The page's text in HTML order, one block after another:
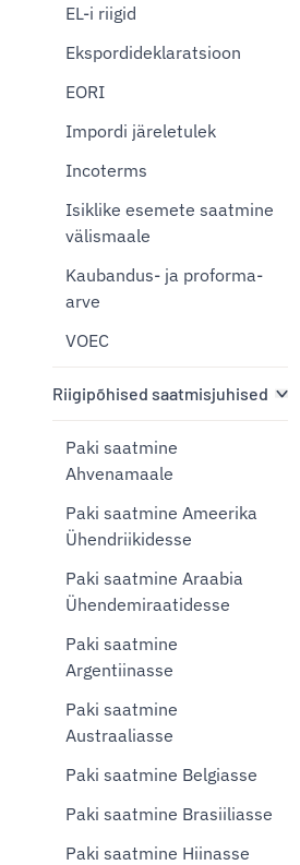
EL-i riigid
Ekspordideklaratsioon
EORI
Impordi järeletulek
Incoterms
Isiklike esemete saatmine
välismaale
Kaubandus- ja proforma-
arve
VOEC
Riigipõhised saatmisjuhised
Paki saatmine
Ahvenamaale
Paki saatmine Ameerika
Ühendriikidesse
Paki saatmine Araabia
Ühendemiraatidesse
Paki saatmine
Argentiinasse
Paki saatmine
Austraaliasse
Paki saatmine Belgiasse
Paki saatmine Brasiiliasse
Paki saatmine Hiinasse